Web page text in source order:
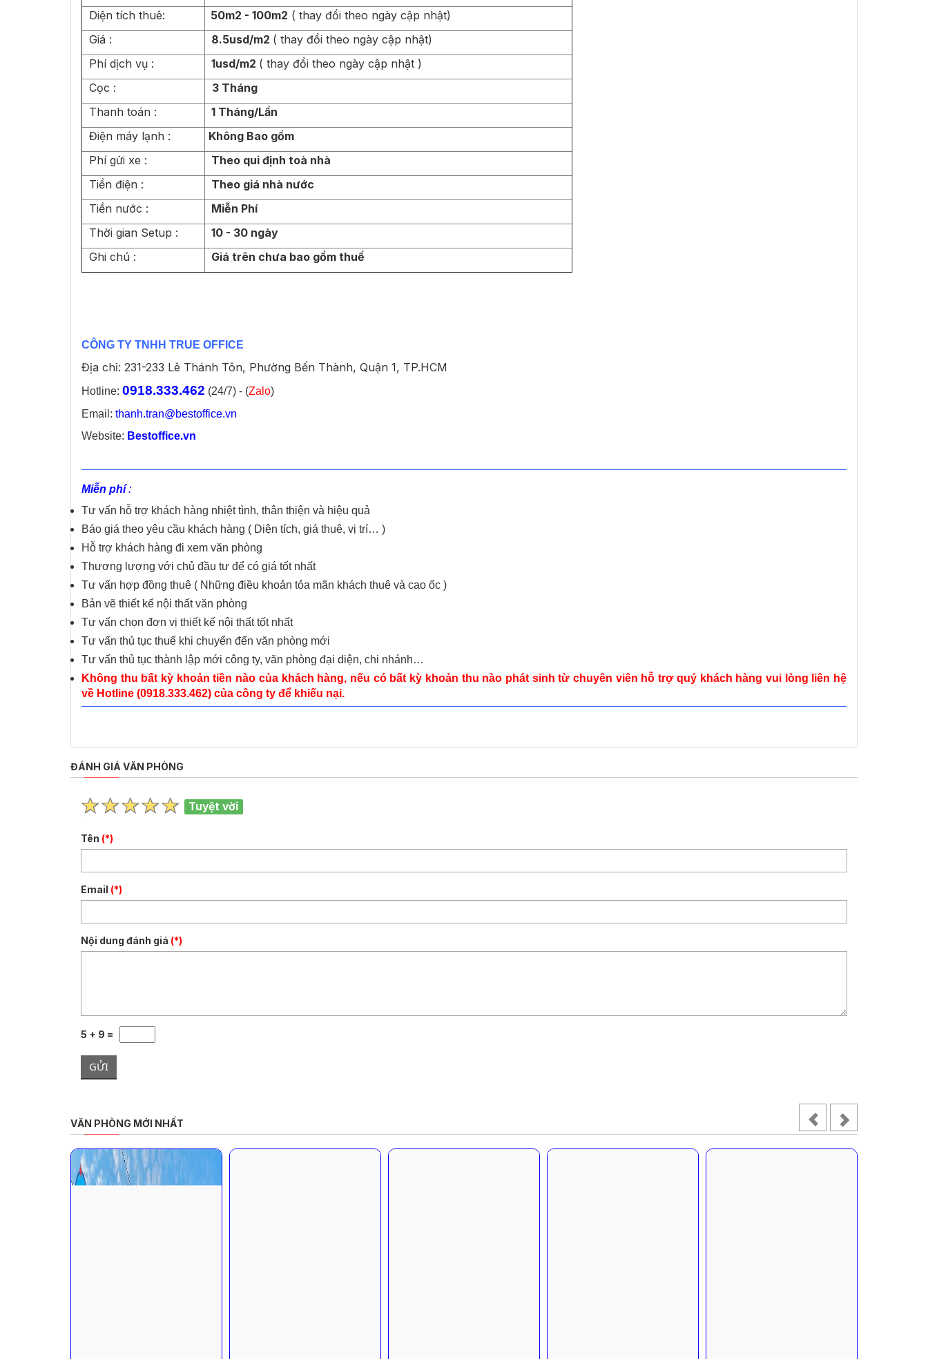
Diện tích thuê:
50m2 - 100m2 ( thay đổi theo ngày cập nhật)
Giá :
8.5usd/m2 ( thay đổi theo ngày cập nhật)
Phí dịch vụ :
1usd/m2 ( thay đổi theo ngày cập nhật )
Cọc :
3 Tháng
Thanh toán :
1 Tháng/Lần
Điện máy lạnh :
Không Bao gồm
Phí gửi xe :
Theo qui định toà nhà
Tiền điện :
Theo giá nhà nước
Tiền nước :
Miễn Phí
Thời gian Setup :
10 - 30 ngày
Ghi chú :
Giá trên chưa bao gồm thuế
CÔNG TY TNHH TRUE OFFICE
Địa chỉ: 231-233 Lê Thánh Tôn, Phường Bến Thành, Quận 1, TP.HCM
Hotline: 0918.333.462 (24/7) - (Zalo)
Email: thanh.tran@bestoffice.vn
Website: Bestoffice.vn
Miễn phí:
Tư vấn hỗ trợ khách hàng nhiệt tình, thân thiện và hiệu quả
Báo giá theo yêu cầu khách hàng ( Diện tích, giá thuê, vị trí… )
Hỗ trợ khách hàng đi xem văn phòng
Thương lượng với chủ đầu tư để có giá tốt nhất
Tư vấn hợp đồng thuê ( Những điều khoản tỏa mãn khách thuê và cao ốc )
Bản vẽ thiết kế nội thất văn phòng
Tư vấn chọn đơn vị thiết kế nội thất tốt nhất
Tư vấn thủ tục thuế khi chuyển đến văn phòng mới
Tư vấn thủ tục thành lập mới công ty, văn phòng đại diện, chi nhánh…
Không thu bất kỳ khoản tiền nào của khách hàng, nếu có bất kỳ khoản thu nào phát sinh từ chuyên viên hỗ trợ quý khách hàng vui lòng liên hệ
về Hotline (0918.333.462) của công ty để khiếu nại.
ĐÁNH GIÁ VĂN PHÒNG
Tuyệt vời
Tên (*)
Email (*)
Nội dung đánh giá (*)
5 + 9 =
GỬI
VĂN PHÒNG MỚI NHẤT